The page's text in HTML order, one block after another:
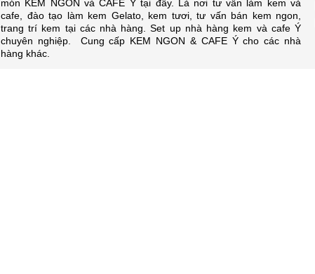
món KEM NGON và CAFE Ý tại đây. Là nơi tư vấn làm kem và
cafe, đào tạo làm kem Gelato, kem tươi, tư vấn bán kem ngon,
trang trí kem tại các nhà hàng. Set up nhà hàng kem và cafe Ý
chuyên nghiệp. Cung cấp KEM NGON & CAFE Ý cho các nhà
hàng khác.